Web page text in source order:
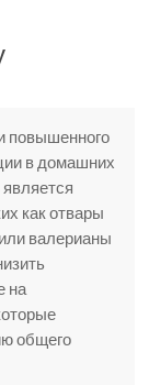
повышенного
в домашних
как отвары
валерианы
на
общего